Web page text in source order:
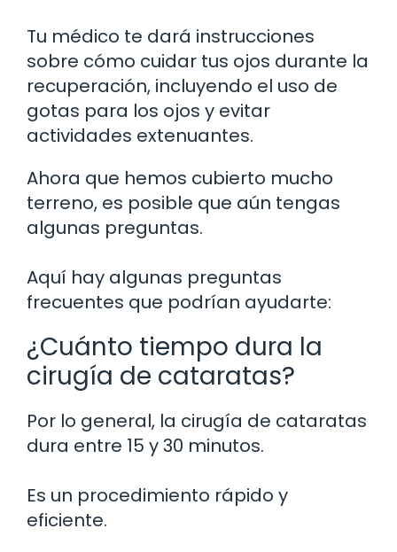
Tu médico te dará instrucciones
sobre cómo cuidar tus ojos durante la
recuperación, incluyendo el uso de
gotas para los ojos y evitar
actividades extenuantes.
Ahora que hemos cubierto mucho
terreno, es posible que aún tengas
algunas preguntas.
Aquí hay algunas preguntas
frecuentes que podrían ayudarte:
¿Cuánto tiempo dura la
cirugía de cataratas?
Por lo general, la cirugía de cataratas
dura entre 15 y 30 minutos.
Es un procedimiento rápido y
eficiente.